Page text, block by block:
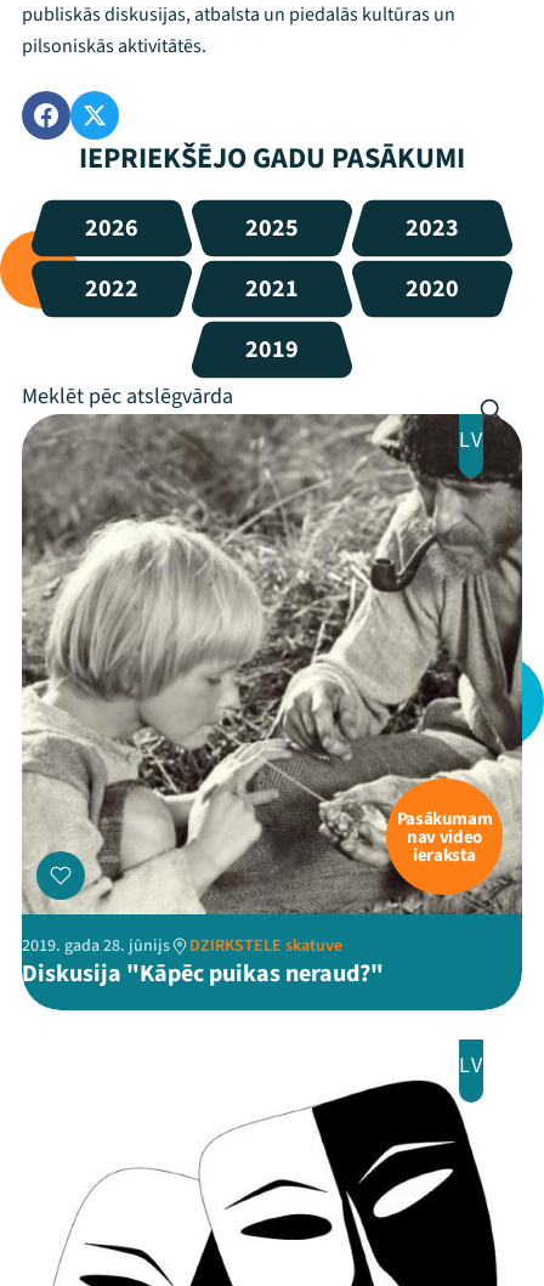
publiskās diskusijas, atbalsta un piedalās kultūras un
pilsoniskās aktivitātēs.
IEPRIEKŠĒJO GADU PASĀKUMI
2026 2025
2023
2022
2021
2020
2019
LV
Pasākumam
nav video
ieraksta
2019. gada 28. jūnijs DZIRKSTELE skatuve
Diskusija "Kāpēc puikas neraud?"
LV